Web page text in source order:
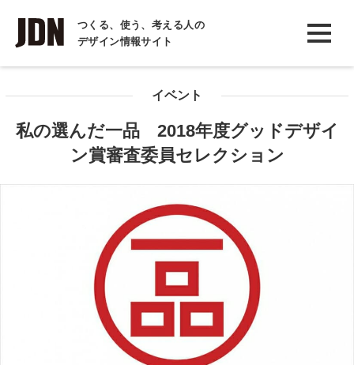
つくる、使う、考える人の
デザイン情報サイト
INTERVIEW
インタビュー
COLUMN
イベント
私の選んだ一品 2018年度グッドデザイ
ン賞審査委員セレクション